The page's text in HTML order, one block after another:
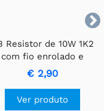

Resistor de 10W 1K2
com fio enrolado e
de cerâmica.
€ 2,90
Ver produto